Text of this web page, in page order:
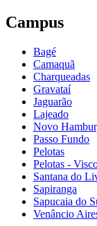
Campus
Bagé
Camaquã
Charqueadas
Gravataí
Jaguarão
Lajeado
Novo
Passo Fundo
Pelotas
Pelotas -
Santana do
Sapiranga
Sapucaia do
Venâncio